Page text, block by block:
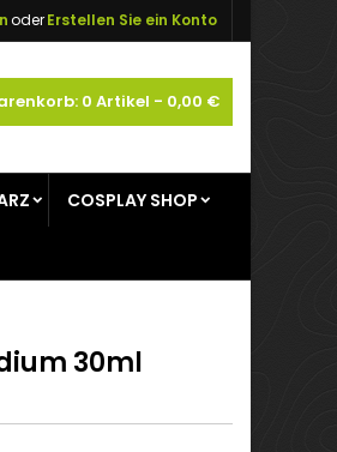
oderErstellen Sie ein Konto
0 Artikel - 0,00 €
COSPLAY SHOP
30ml